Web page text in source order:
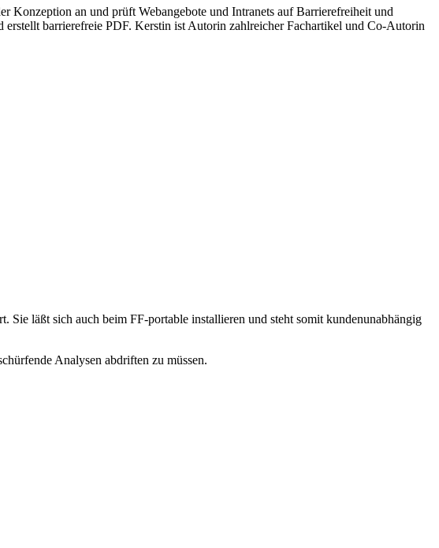
Konzeption an und prüft Webangebote und Intranets auf Barrierefreiheit und
barrierefreie PDF. Kerstin ist Autorin zahlreicher Fachartikel und Co-Autorin
läßt sich auch beim FF-portable installieren und steht somit kundenunabhängig
Analysen abdriften zu müssen.